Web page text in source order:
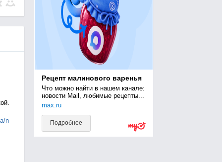
n
Рецепт малинового варенья
Что можно найти в нашем канале:
новости Mail, любимые рецепты...
max.ru
Подробнее